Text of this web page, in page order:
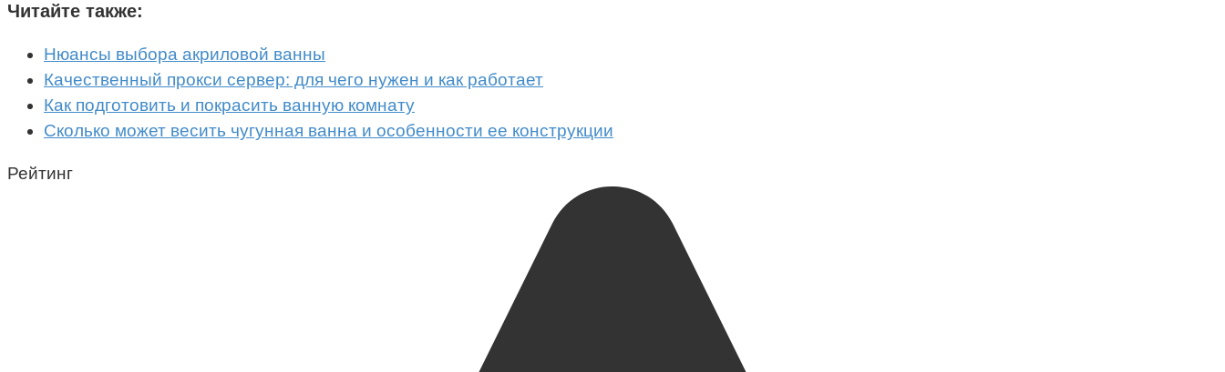
Читайте также:
Нюансы выбора акриловой ванны
Качественный прокси сервер: для чего нужен и как работает
Как подготовить и покрасить ванную комнату
Сколько может весить чугунная ванна и особенности ее конструкции
Рейтинг